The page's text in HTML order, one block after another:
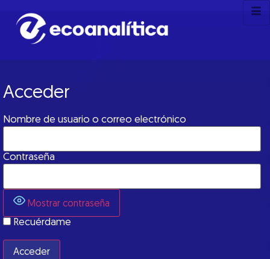
Acceder
Nombre de usuario o correo electrónico
Contraseña
Mostrar contraseña
Recuérdame